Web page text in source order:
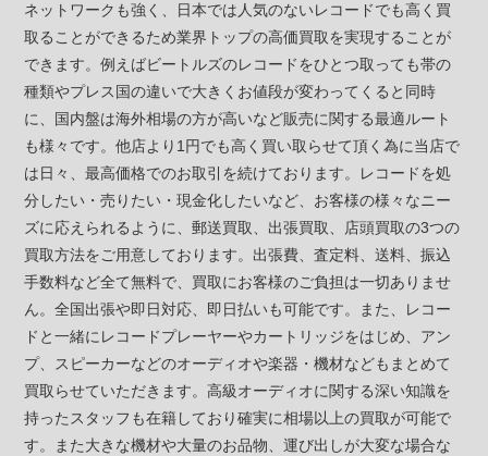
ネットワークも強く、日本では人気のないレコードでも高く買
取ることができるため業界トップの高価買取を実現することが
できます。例えばビートルズのレコードをひとつ取っても帯の
種類やプレス国の違いで大きくお値段が変わってくると同時
に、国内盤は海外相場の方が高いなど販売に関する最適ルート
も様々です。他店より1円でも高く買い取らせて頂く為に当店で
は日々、最高価格でのお取引を続けております。レコードを処
分したい・売りたい・現金化したいなど、お客様の様々なニー
ズに応えられるように、郵送買取、出張買取、店頭買取の3つの
買取方法をご用意しております。出張費、査定料、送料、振込
手数料など全て無料で、買取にお客様のご負担は一切ありませ
ん。全国出張や即日対応、即日払いも可能です。また、レコー
ドと一緒にレコードプレーヤーやカートリッジをはじめ、アン
プ、スピーカーなどのオーディオや楽器・機材などもまとめて
買取らせていただきます。高級オーディオに関する深い知識を
持ったスタッフも在籍しており確実に相場以上の買取が可能で
す。また大きな機材や大量のお品物、運び出しが大変な場合な